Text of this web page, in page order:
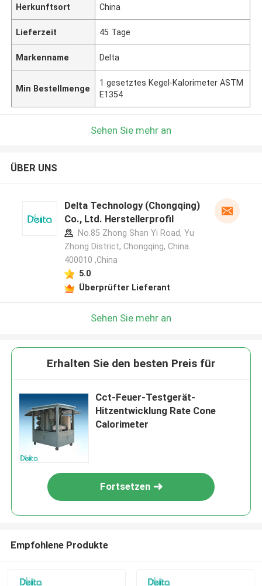
Herkunftsort China
Lieferzeit 45 Tage
Markenname Delta
Min Bestellmenge
1 gesetztes Kegel-Kalorimeter ASTM
E1354
Sehen Sie mehr an
ÜBER UNS
Delta Technology (Chongqing)
Co., Ltd. Herstellerprofil
No.85 Zhong Shan Yi Road, Yu
Zhong District, Chongqing, China.
400010 ,China
5.0
Überprüfter Lieferant
Sehen Sie mehr an
Erhalten Sie den besten Preis für
Cct-Feuer-Testgerät-
Hitzentwicklung Rate Cone
Calorimeter
Fortsetzen
Empfohlene Produkte